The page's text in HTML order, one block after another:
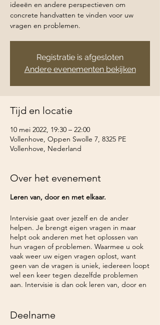
ideeën en andere perspectieven om
concrete handvatten te vinden voor uw
vragen en problemen.
Registratie is afgesloten
Andere evenementen bekijken
Tijd en locatie
10 mei 2022, 19:30 – 22:00
Vollenhove, Oppen Swolle 7, 8325 PE
Vollenhove, Nederland
Over het evenement
Leren van, door en met elkaar.
Intervisie gaat over jezelf en de ander
helpen. Je brengt eigen vragen in maar
helpt ook anderen met het oplossen van
hun vragen of problemen. Waarmee u ook
vaak weer uw eigen vragen oplost, want
geen van de vragen is uniek, iedereen loopt
wel een keer tegen dezelfde problemen
aan. Intervisie is dan ook leren van, door en
We werken aan de hand van een vaste,
Deelname